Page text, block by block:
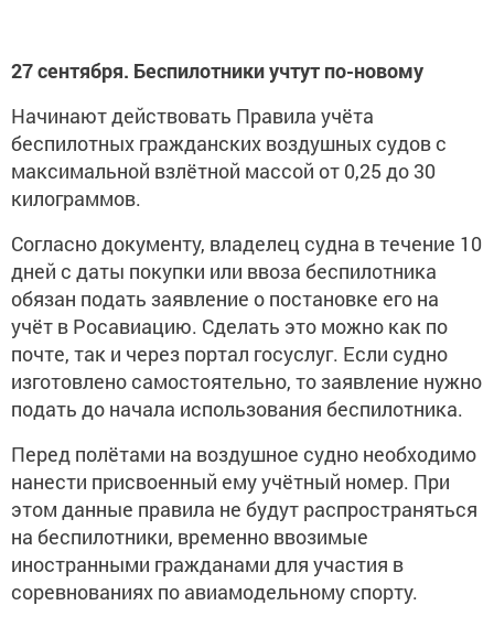
27 сентября. Беспилотники учтут по-новому
Начинают действовать Правила учёта
беспилотных гражданских воздушных судов с
максимальной взлётной массой от 0,25 до 30
килограммов.
Согласно документу, владелец судна в течение 10
дней с даты покупки или ввоза беспилотника
обязан подать заявление о постановке его на
учёт в Росавиацию. Сделать это можно как по
почте, так и через портал госуслуг. Если судно
изготовлено самостоятельно, то заявление нужно
подать до начала использования беспилотника.
Перед полётами на воздушное судно необходимо
нанести присвоенный ему учётный номер. При
этом данные правила не будут распространяться
на беспилотники, временно ввозимые
иностранными гражданами для участия в
соревнованиях по авиамодельному спорту.